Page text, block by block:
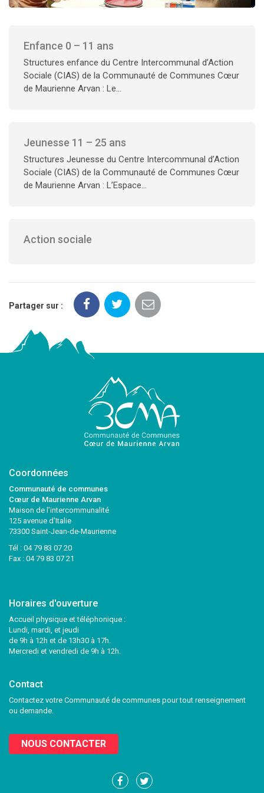
Enfance 0 – 11 ans
Structures enfance du Centre Intercommunal d’Action
Sociale (CIAS) de la Communauté de Communes Cœur
de Maurienne Arvan : Le...
Jeunesse 11 – 25 ans
Structures Jeunesse du Centre Intercommunal d’Action
Sociale (CIAS) de la Communauté de Communes Cœur
de Maurienne Arvan : L’Espace...
Action sociale
Partager sur :
Coordonnées
Communauté de communes
Cœur de Maurienne Arvan
Maison de l’intercommunalité
125 avenue d’Italie
73300 Saint-Jean-de-Maurienne
Tél : 04 79 83 07 20
Fax : 04 79 83 07 21
Horaires d'ouverture
Accueil physique et téléphonique :
Lundi, mardi, et jeudi
de 9h à 12h et de 13h30 à 17h.
Mercredi et vendredi de 9h à 12h.
Contact
Contactez votre Communauté de communes pour tout renseignement
ou demande.
NOUS CONTACTER
Lien
Lien